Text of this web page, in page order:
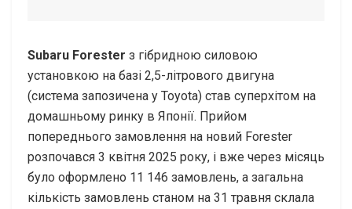
Subaru Forester з гібридною силовою
установкою на базі 2,5-літрового двигуна
(система запозичена у Toyota) став суперхітом на
домашньому ринку в Японії. Прийом
попереднього замовлення на новий Forester
розпочався 3 квітня 2025 року, і вже через місяць
було оформлено 11 146 замовлень, а загальна
кількість замовлень станом на 31 травня склала